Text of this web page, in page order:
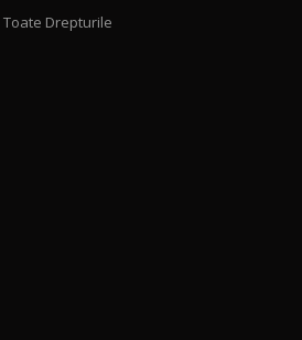
Toate Drepturile